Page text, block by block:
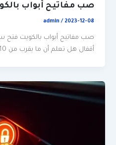
صب مفاتيح أبواب
admin/ 2023-12-08
صب مفاتيح أبواب بالكويت فتح
أقفال هل تعلم أن ما يقرب من 10% من الأشخاص